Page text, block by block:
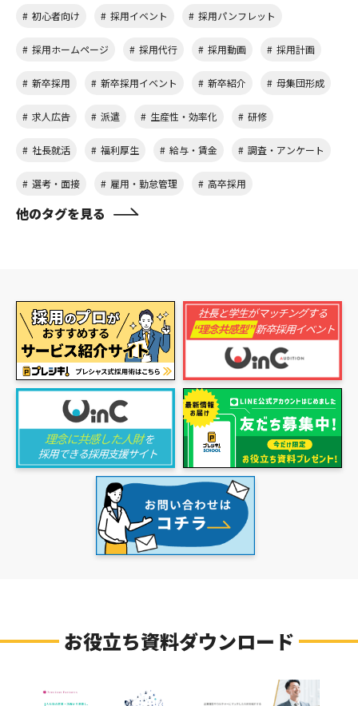
初心者向け 採用イベント 採用パンフレット
採用ホームページ 採用代行 採用動画 採用計画
新卒採用 新卒採用イベント 新卒紹介 母集団形成
求人広告 派遣 生産性・効率化 研修
社長就活 福利厚生 給与・賃金 調査・アンケート
選考・面接 雇用・勤怠管理 高卒採用
他のタグを見る
お役立ち資料ダウンロード